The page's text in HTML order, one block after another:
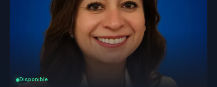
Disponible